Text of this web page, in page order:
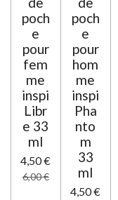
poch
e
pour
fem
me
inspi
Libr
e 33
ml
4,50 €
6,00 €
poch
e
pour
hom
me
inspi
Pha
nto
m
33
ml
4,50 €